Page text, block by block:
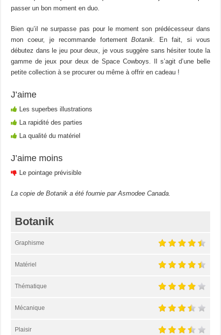
passer un bon moment en duo.
Bien qu’il ne surpasse pas pour le moment son prédécesseur dans
mon coeur, je recommande fortementBotanik. En fait, si vous
débutez dans le jeu pour deux, je vous suggère sans hésiter toute la
gamme de jeux pour deux de Space Cowboys. Il s’agit d’une belle
petite collection à se procurer ou même à offrir en cadeau !
J’aime
Les superbes illustrations
La rapidité des parties
La qualité du matériel
J’aime moins
Le pointage prévisible
La copie de Botanik a été fournie par Asmodee Canada.
Botanik
Graphisme
Matériel
Thématique
Mécanique
Plaisir